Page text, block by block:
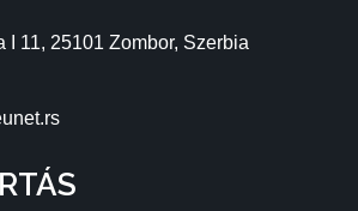
I 11, 25101 Zombor, Szerbia